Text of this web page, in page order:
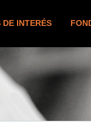
DE INTERÉS